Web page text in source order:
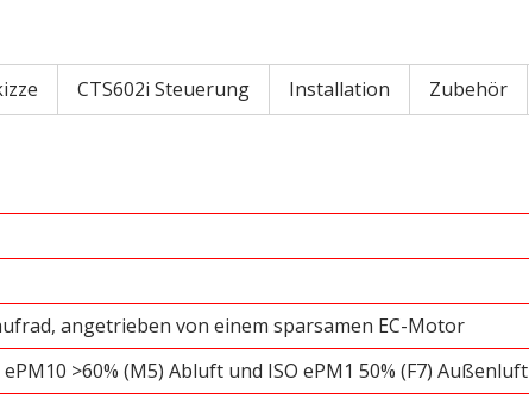
CTS602i Steuerung Installation Zubehör
angetrieben von einem sparsamen EC-Motor
>60% (M5) Abluft und ISO ePM1 50% (F7) Außenluft